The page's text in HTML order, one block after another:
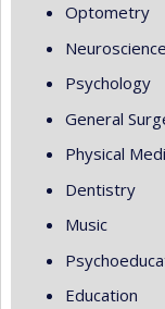
Optometry
Psychology
General
Physical
Dentistry
Music
Education